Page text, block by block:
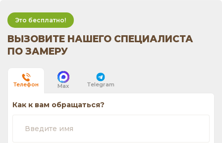
Это бесплатно!
ВЫЗОВИТЕ НАШЕГО СПЕЦИАЛИСТА
ПО ЗАМЕРУ
Телефон Max Telegram
Как к вам обращаться?